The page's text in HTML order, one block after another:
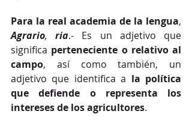
Para la real academia de la lengua
Agrario, ria.- Es un adjetivo que
significa perteneciente o relativo al
campo, así como también, un
adjetivo que identifica a la política
que defiende o representa los
intereses de los agricultores.